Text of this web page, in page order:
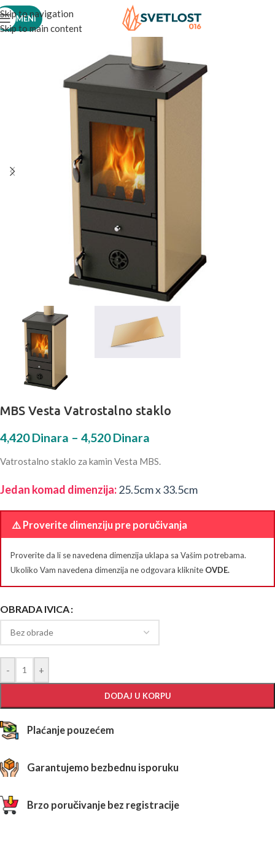
Skip to navigation
Skip to main content
MENI
MBS Vesta Vatrostalno staklo
4,420Dinara – 4,520Dinara
Vatrostalno staklo za kamin Vesta MBS.
Jedan komad dimenzija:25.5cm x 33.5cm
⚠️ Proverite dimenziju pre poručivanja
Proverite da li se navedena dimenzija uklapa sa Vašim potrebama.
Ukoliko Vam navedena dimenzija ne odgovara kliknite OVDE.
OBRADA IVICA
- +
DODAJ U KORPU
Plaćanje pouzećem
Garantujemo bezbednu isporuku
Brzo poručivanje bez registracije